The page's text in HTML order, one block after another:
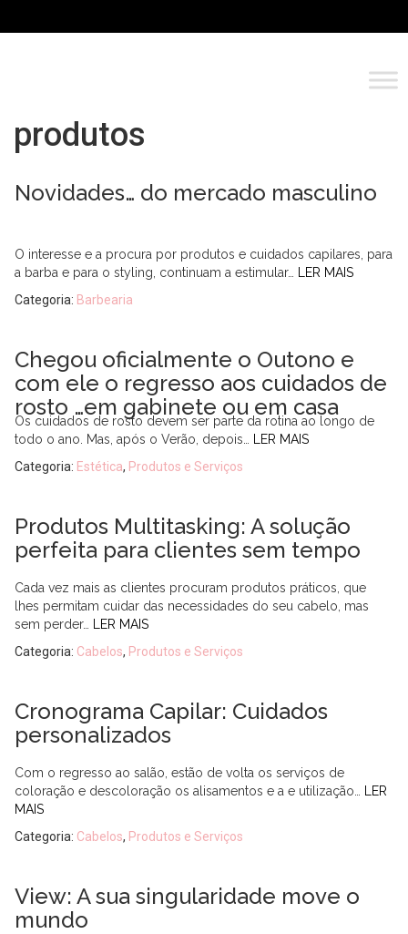
produtos
Novidades… do mercado masculino
O interesse e a procura por produtos e cuidados capilares, para
a barba e para o styling, continuam a estimular…
LER MAIS
Categoria: Barbearia
Chegou oficialmente o Outono e
com ele o regresso aos cuidados de
rosto …em gabinete ou em casa
Os cuidados de rosto devem ser parte da rotina ao longo de
todo o ano. Mas, após o Verão, depois…
LER MAIS
Categoria: Estética, Produtos e Serviços
Produtos Multitasking: A solução
perfeita para clientes sem tempo
Cada vez mais as clientes procuram produtos práticos, que
lhes permitam cuidar das necessidades do seu cabelo, mas
sem perder…
LER MAIS
Categoria: Cabelos, Produtos e Serviços
Cronograma Capilar: Cuidados
personalizados
Com o regresso ao salão, estão de volta os serviços de
coloração e descoloração os alisamentos e a e utilização…
LER
MAIS
Categoria: Cabelos, Produtos e Serviços
View: A sua singularidade move o
mundo